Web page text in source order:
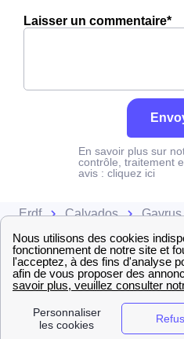
Laisser un commentaire*
En savoir plus sur
contrôle, traitement
avis : cliquez ici
Erdf Calvados Gavrus